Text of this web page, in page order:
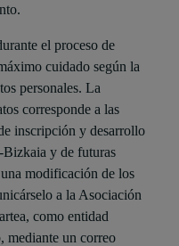
el proceso de
cuidado según la
personales. La
corresponde a las
inscripción y desarrollo
y de futuras
modificación de los
a la Asociación
como entidad
mediante un correo